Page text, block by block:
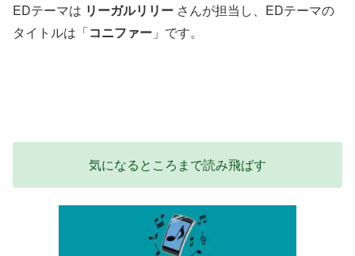
EDテーマは リーガルリリー さんが担当し、EDテーマの
タイトルは「コニファー 」です。
気になるところまで読み飛ばす